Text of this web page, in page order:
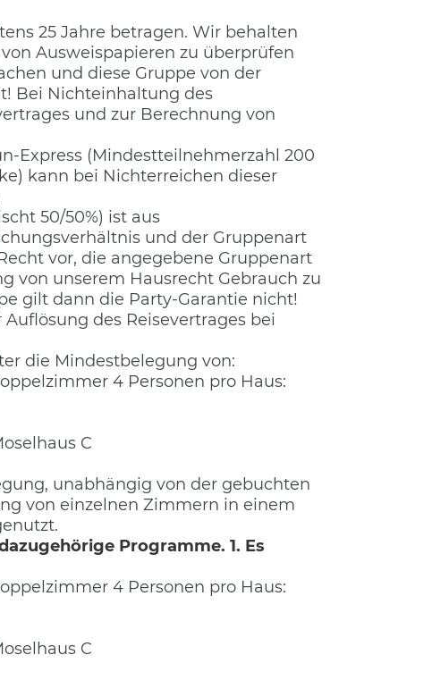
25 Jahre betragen. Wir behalten
Ausweispapieren zu überprüfen
und diese Gruppe von der
Bei Nichteinhaltung des
und zur Berechnung von
Express (Mindestteilnehmerzahl 200
kann bei Nichterreichen dieser
50/50%) ist aus
und der Gruppenart
vor, die angegebene Gruppenart
von unserem Hausrecht Gebrauch zu
gilt dann die Party-Garantie nicht!
des Reisevertrages bei
die Mindestbelegung von:
4 Personen pro Haus:
C
unabhängig von der gebuchten
von einzelnen Zimmern in einem
Programme. 1. Es
4 Personen pro Haus:
C